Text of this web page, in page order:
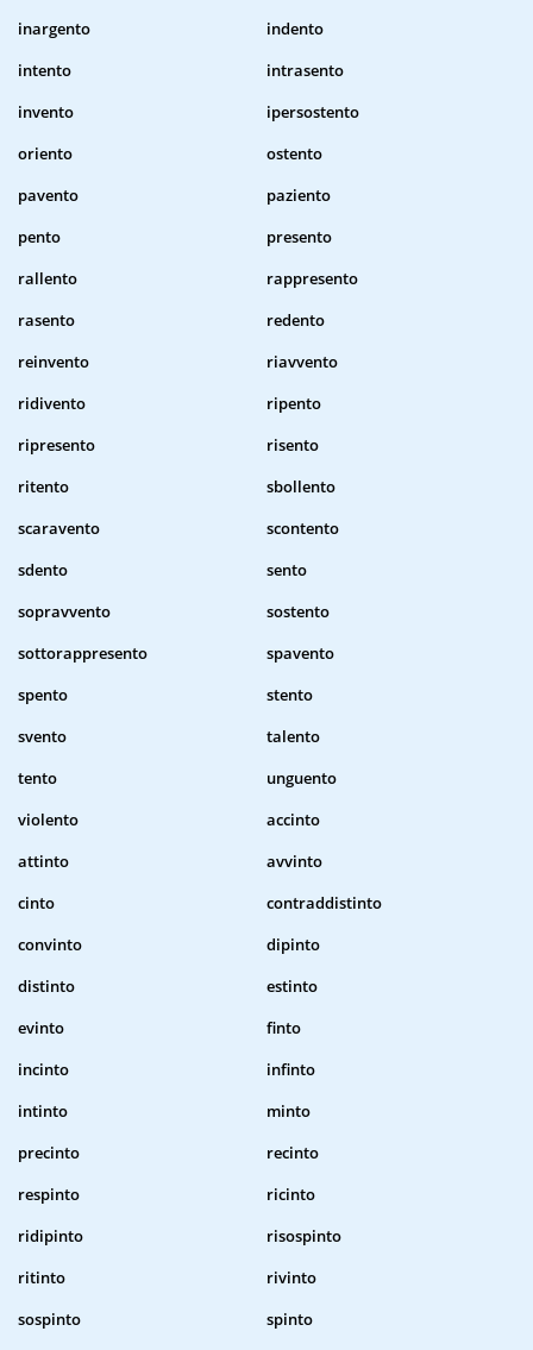
inargento
indento
intento
intrasento
invento
ipersostento
oriento
ostento
pavento
paziento
pento
presento
rallento
rappresento
rasento
redento
reinvento
riavvento
ridivento
ripento
ripresento
risento
ritento
sbollento
scaravento
scontento
sdento
sento
sopravvento
sostento
sottorappresento
spavento
spento
stento
svento
talento
tento
unguento
violento
accinto
attinto
avvinto
cinto
contraddistinto
convinto
dipinto
distinto
estinto
evinto
finto
incinto
infinto
intinto
minto
precinto
recinto
respinto
ricinto
ridipinto
risospinto
ritinto
rivinto
sospinto
spinto